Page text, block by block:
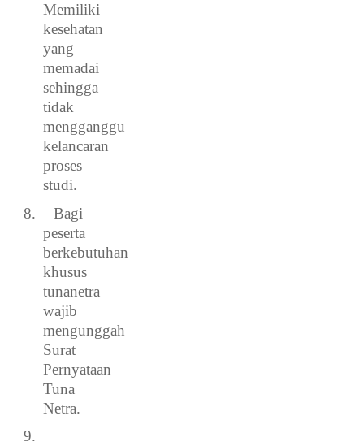
Memiliki
kesehatan
yang
memadai
sehingga
tidak
mengganggu
kelancaran
proses
studi.
8.
Bagi
peserta
berkebutuhan
khusus
tunanetra
wajib
mengunggah
Surat
Pernyataan
Tuna
Netra.
9.